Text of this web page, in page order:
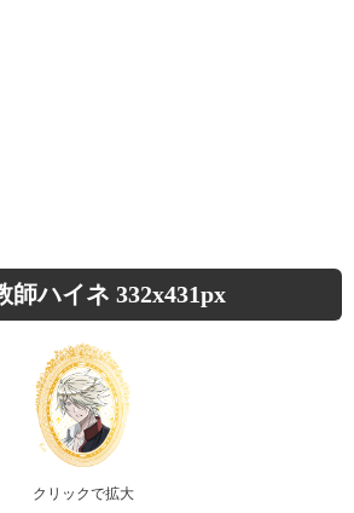
師ハイネ 332x431px
クリックで拡大